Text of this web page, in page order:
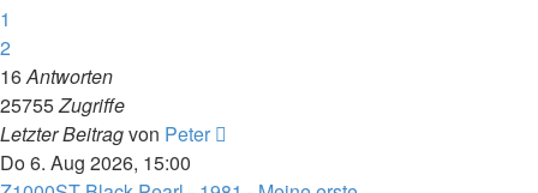
1
2
16Antworten
25755Zugriffe
Letzter Beitragvon Peter
Do 6. Aug 2026, 15:00